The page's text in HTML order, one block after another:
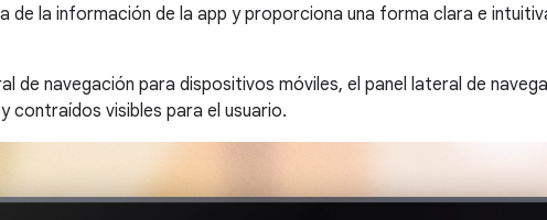
de la información de la app y proporciona una forma clara e
de navegación para dispositivos móviles, el panel lateral de
contraídos visibles para el usuario.